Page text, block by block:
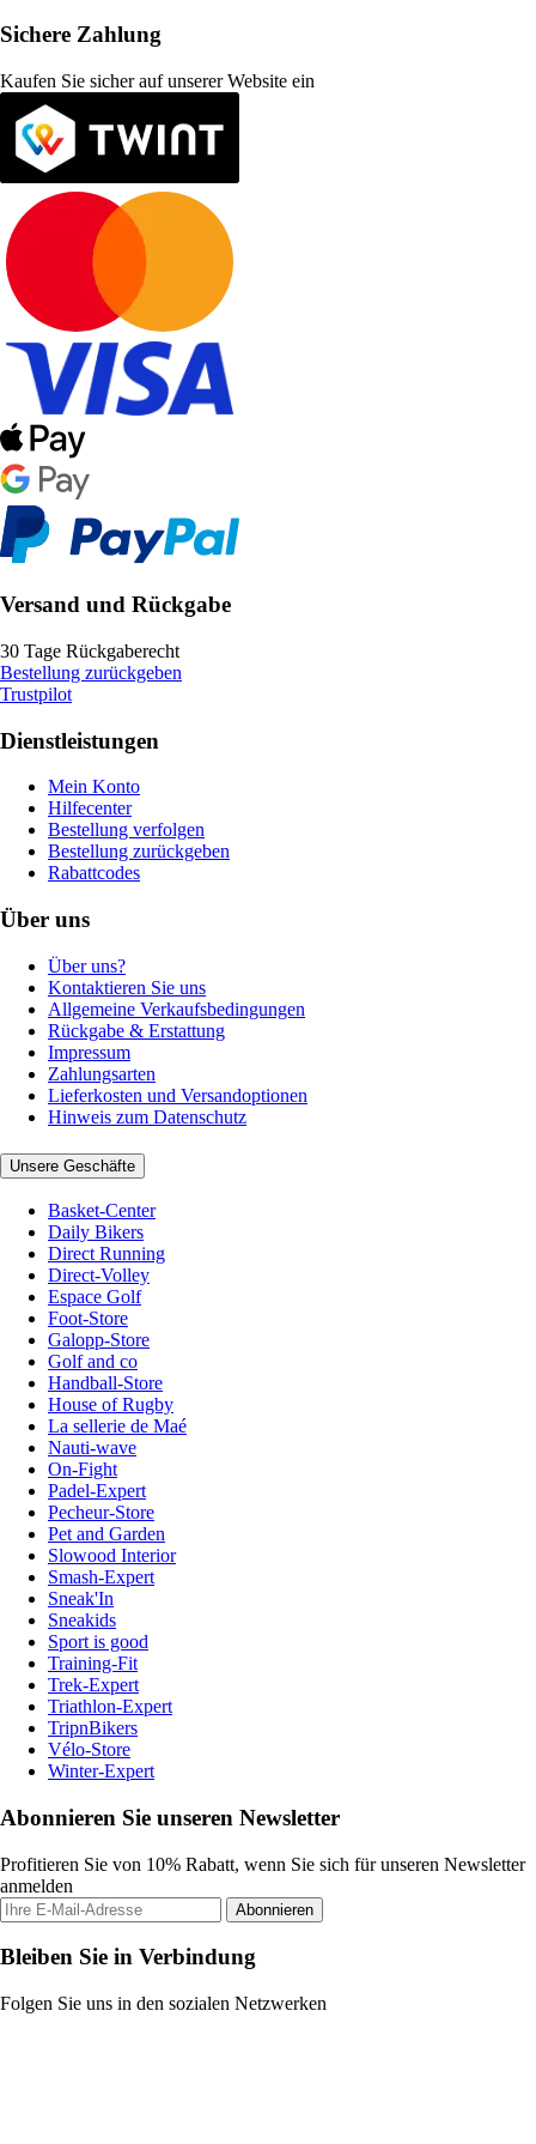
Sichere Zahlung
Kaufen Sie sicher auf unserer Website ein
Versand und Rückgabe
30 Tage Rückgaberecht
Bestellung zurückgeben
Trustpilot
Dienstleistungen
Mein Konto
Hilfecenter
Bestellung verfolgen
Bestellung zurückgeben
Rabattcodes
Über uns
Über uns?
Kontaktieren Sie uns
Allgemeine Verkaufsbedingungen
Rückgabe & Erstattung
Impressum
Zahlungsarten
Lieferkosten und Versandoptionen
Hinweis zum Datenschutz
Unsere Geschäfte
Basket-Center
Daily Bikers
Direct Running
Direct-Volley
Espace Golf
Foot-Store
Galopp-Store
Golf and co
Handball-Store
House of Rugby
La sellerie de Maé
Nauti-wave
On-Fight
Padel-Expert
Pecheur-Store
Pet and Garden
Slowood Interior
Smash-Expert
Sneak'In
Sneakids
Sport is good
Training-Fit
Trek-Expert
Triathlon-Expert
TripnBikers
Vélo-Store
Winter-Expert
Abonnieren Sie unseren Newsletter
Profitieren Sie von 10% Rabatt, wenn Sie sich für unseren Newsletter
anmelden
Abonnieren
Bleiben Sie in Verbindung
Folgen Sie uns in den sozialen Netzwerken